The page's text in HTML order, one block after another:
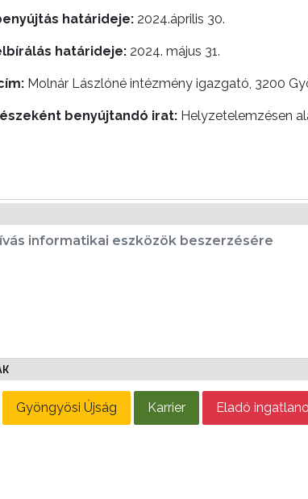
határideje: 2024.április 30.
határideje: 2024. május 31.
Molnár Lászlóné intézmény igazgató, 3200
benyújtandó irat: Helyzetelemzésen
informatikai eszközök beszerzésére
Gyöngyösi Újság Karrier Eladó